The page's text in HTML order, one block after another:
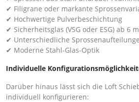
✔ Filigrane oder markante
✔ Hochwertige Pulverbeschichtung
✔ Sicherheitsglas (VSG oder ESG) ab 6
✔ Unterschiedliche
✔ Moderne Stahl-Glas-Optik
Individuelle
Darüber hinaus lässt sich die Loft
individuell konfigurieren: